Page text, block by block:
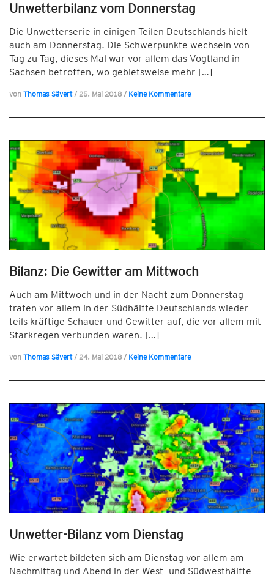
Unwetterbilanz vom Donnerstag
Die Unwetterserie in einigen Teilen Deutschlands hielt
auch am Donnerstag. Die Schwerpunkte wechseln von
Tag zu Tag, dieses Mal war vor allem das Vogtland in
Sachsen betroffen, wo gebietsweise mehr […]
von Thomas Sävert / 25. Mai 2018 / Keine Kommentare
Bilanz: Die Gewitter am Mittwoch
Auch am Mittwoch und in der Nacht zum Donnerstag
traten vor allem in der Südhälfte Deutschlands wieder
teils kräftige Schauer und Gewitter auf, die vor allem mit
Starkregen verbunden waren. […]
von Thomas Sävert / 24. Mai 2018 / Keine Kommentare
Unwetter-Bilanz vom Dienstag
Wie erwartet bildeten sich am Dienstag vor allem am
Nachmittag und Abend in der West- und Südwesthälfte